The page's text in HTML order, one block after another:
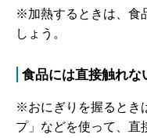
※加熱するときは、食
しょう。
食品には直接触れな
※おにぎりを握るとき
プ」などを使って、直